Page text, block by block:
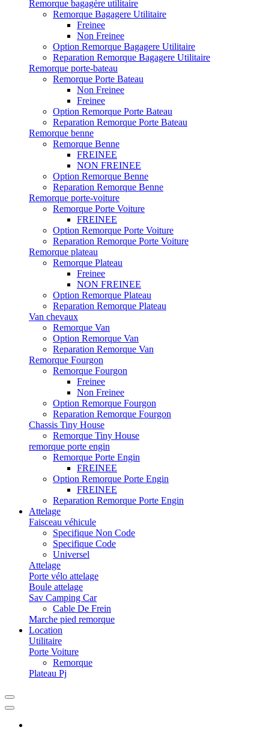
Remorque bagagère utilitaire
Remorque Bagagere Utilitaire
Freinee
Non Freinee
Option Remorque Bagagere Utilitaire
Reparation Remorque Bagagere Utilitaire
Remorque porte-bateau
Remorque Porte Bateau
Non Freinee
Freinee
Option Remorque Porte Bateau
Reparation Remorque Porte Bateau
Remorque benne
Remorque Benne
FREINEE
NON FREINEE
Option Remorque Benne
Reparation Remorque Benne
Remorque porte-voiture
Remorque Porte Voiture
FREINEE
Option Remorque Porte Voiture
Reparation Remorque Porte Voiture
Remorque plateau
Remorque Plateau
Freinee
NON FREINEE
Option Remorque Plateau
Reparation Remorque Plateau
Van chevaux
Remorque Van
Option Remorque Van
Reparation Remorque Van
Remorque Fourgon
Remorque Fourgon
Freinee
Non Freinee
Option Remorque Fourgon
Reparation Remorque Fourgon
Chassis Tiny House
Remorque Tiny House
remorque porte engin
Remorque Porte Engin
FREINEE
Option Remorque Porte Engin
FREINEE
Reparation Remorque Porte Engin
Attelage
Faisceau véhicule
Specifique Non Code
Specifique Code
Universel
Attelage
Porte vélo attelage
Boule attelage
Sav Camping Car
Cable De Frein
Marche pied remorque
Location
Utilitaire
Porte Voiture
Remorque
Plateau Pj